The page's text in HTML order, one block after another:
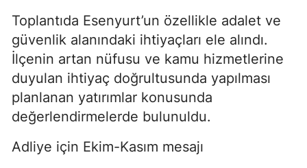
Toplantıda Esenyurt’un özellikle adalet ve
güvenlik alanındaki ihtiyaçları ele alındı.
İlçenin artan nüfusu ve kamu hizmetlerine
duyulan ihtiyaç doğrultusunda yapılması
planlanan yatırımlar konusunda
değerlendirmelerde bulunuldu.
Adliye için Ekim-Kasım mesajı